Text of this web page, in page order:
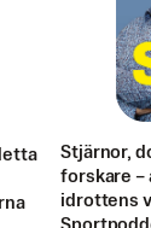
Stjärnor,
forskare –
idrottens